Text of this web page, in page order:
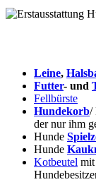
Leine,
Futter- und
Fellbürste
Hundekorb/
der nur ihm
Hunde
Hunde
Kotbeutel